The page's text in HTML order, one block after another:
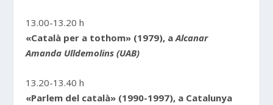
13.00-13.20 h
«Català per a tothom» (1979), aAlcanar
Amanda Ulldemolins (UAB)
13.20-13.40 h
«Parlem del català» (1990-1997), a Catalunya